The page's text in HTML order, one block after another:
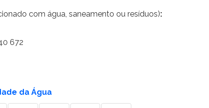
com água, saneamento ou resíduos):
672
da Água